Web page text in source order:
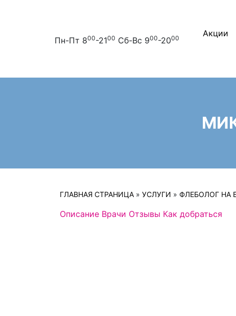
Пн-Пт 800-2100 Сб-Вс 900-2000 Акции
ГЛАВНАЯ СТРАНИЦА » УСЛУГИ » ФЛЕБОЛОГ НА
Описание Врачи Отзывы Как добраться